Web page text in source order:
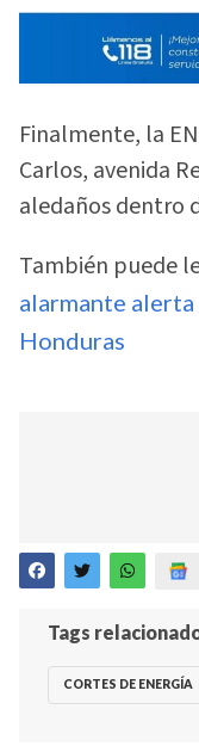
Finalmente, la
Carlos, avenida
aledaños dentro
También puede
alarmante
Honduras
Tags
CORTES DE ENERGÍA